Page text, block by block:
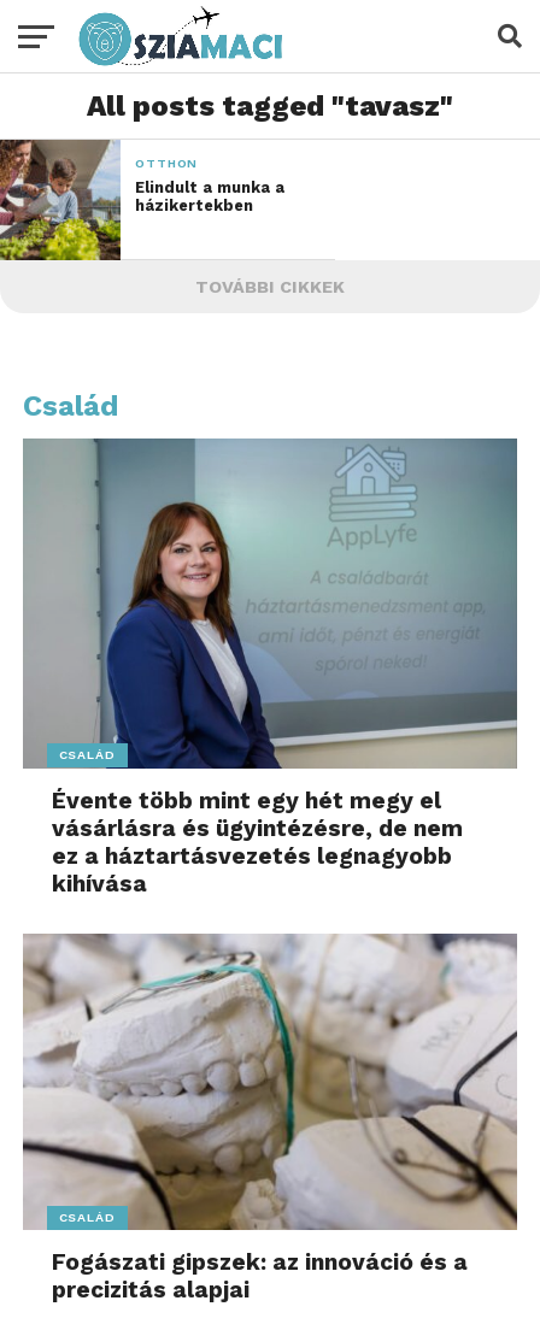
All posts tagged "tavasz"
OTTHON
Elindult a munka a
házikertekben
TOVÁBBI CIKKEK
Család
CSALÁD
Évente több mint egy hét megy el
vásárlásra és ügyintézésre, de nem
ez a háztartásvezetés legnagyobb
kihívása
CSALÁD
Fogászati gipszek: az innováció és a
precizitás alapjai